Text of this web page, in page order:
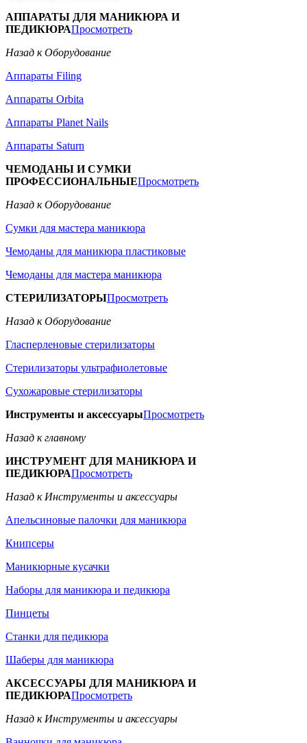
АППАРАТЫ ДЛЯ МАНИКЮРА И
ПЕДИКЮРАПросмотреть
Назад к Оборудование
Аппараты Filing
Аппараты Orbita
Аппараты Planet Nails
Аппараты Saturn
ЧЕМОДАНЫ И СУМКИ
ПРОФЕССИОНАЛЬНЫЕПросмотреть
Назад к Оборудование
Сумки для мастера маникюра
Чемоданы для маникюра пластиковые
Чемоданы для мастера маникюра
СТЕРИЛИЗАТОРЫПросмотреть
Назад к Оборудование
Гласперленовые стерилизаторы
Стерилизаторы ультрафиолетовые
Сухожаровые стерилизаторы
Инструменты и аксессуарыПросмотреть
Назад к главному
ИНСТРУМЕНТ ДЛЯ МАНИКЮРА И
ПЕДИКЮРАПросмотреть
Назад к Инструменты и аксессуары
Апельсиновые палочки для маникюра
Книпсеры
Маникюрные кусачки
Наборы для маникюра и педикюра
Пинцеты
Станки для педикюра
Шаберы для маникюра
АКСЕССУАРЫ ДЛЯ МАНИКЮРА И
ПЕДИКЮРАПросмотреть
Назад к Инструменты и аксессуары